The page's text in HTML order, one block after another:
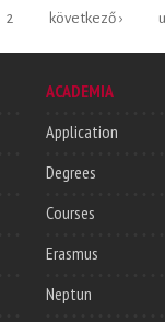
2 következő ›
ACADEMIA
Application
Degrees
Courses
Erasmus
Neptun